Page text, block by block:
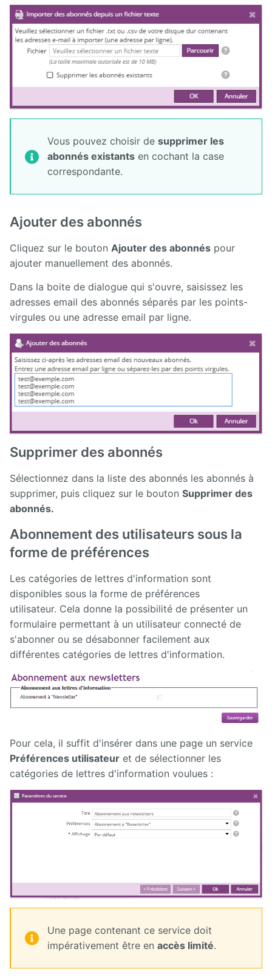
Vous pouvez choisir de supprimer les
abonnés existants en cochant la case
correspondante.
Ajouter des abonnés
Cliquez sur le bouton Ajouter des abonnés pour
ajouter manuellement des abonnés.
Dans la boite de dialogue qui s'ouvre, saisissez les
adresses email des abonnés séparés par les points-
virgules ou une adresse email par ligne.
Supprimer des abonnés
Sélectionnez dans la liste des abonnés les abonnés à
supprimer, puis cliquez sur le bouton Supprimer des
abonnés.
Abonnement des utilisateurs sous la
forme de préférences
Les catégories de lettres d'information sont
disponibles sous la forme de préférences
utilisateur. Cela donne la possibilité de présenter un
formulaire permettant à un utilisateur connecté de
s'abonner ou se désabonner facilement aux
différentes catégories de lettres d'information.
Pour cela, il suffit d'insérer dans une page un service
Préférences utilisateur et de sélectionner les
catégories de lettres d'information voulues :
Une page contenant ce service doit
impérativement être en accès limité.